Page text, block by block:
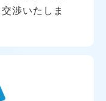
渉いたしま